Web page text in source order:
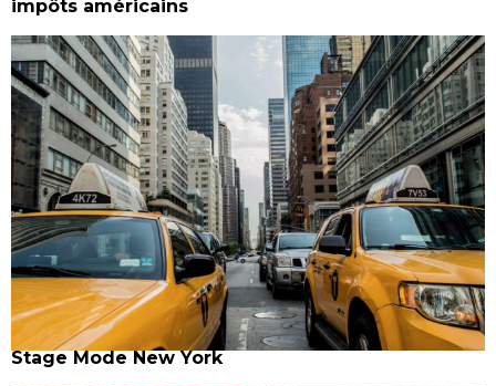
impôts américains
Stage Mode New York